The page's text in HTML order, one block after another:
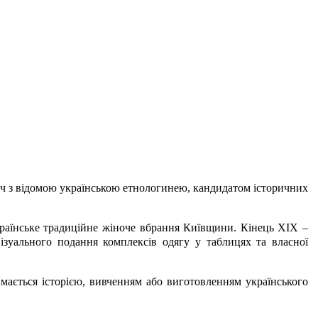
з відомою українською етнологинею, кандидатом історичних
традиційне жіноче вбрання Київщини. Кінець ХІХ –
подання комплексів одягу у таблицях та власної
історією, вивченням або виготовленням українського